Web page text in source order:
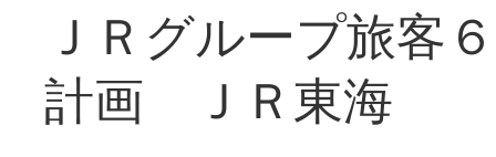
ＪＲグループ旅客
計画 ＪＲ東海